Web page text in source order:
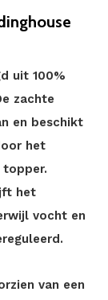
uit 100%
zachte
en beschikt
het
het
vocht en
van een